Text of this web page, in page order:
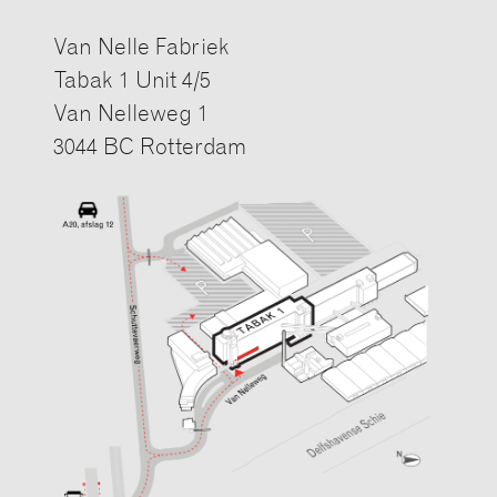
Van Nelle Fabriek
Tabak 1 Unit 4/5
Van Nelleweg 1
3044 BC Rotterdam